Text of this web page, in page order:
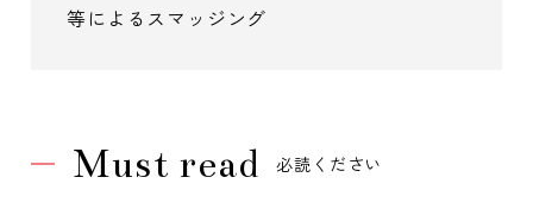
等によるスマッジング
Must read 必読ください